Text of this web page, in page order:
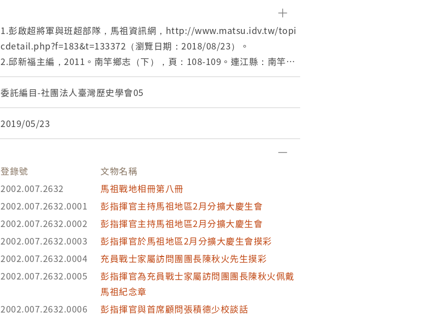
彭啟超進行頒獎之孩童，畫面較遠處可見3支國旗，更遠處可見有為數眾
多的人聚集，場所位於戶外。
2.彭啟超（1913－1982），湖北黃陂人，於民國50年時至馬祖擔任馬祖
守備指揮部指揮官，並於任職期間晉升為中將，任職期間對於馬祖地區有
諸多建設。
3.馬祖守備區指揮部成立於民國44年，直屬於國防部，下轄5個守備隊，
為戰後初期國共島嶼爭奪中之前線，該指揮部歷時4任指揮官，民國54年
指揮部奉令改為「馬祖防衛司令部」，民國95年則因應國防部組織調整，
再度更為「陸軍馬祖防衛指揮部」，直屬於陸軍司令部。
1.彭啟超將軍與班超部隊，馬祖資訊網，http://www.matsu.idv.tw/topi
cdetail.php?f=183&t=133372（瀏覽日期：2018/08/23）。
2.邱新福主編，2011。南竿鄉志（下），頁：108-109。連江縣：南竿鄉
公所。
3.駐軍回顧之二：馬祖守備區指揮部（民44年～民54年），馬祖資訊網，
http://www.matsu-news.gov.tw/2010web/forum_info_101.php?UID=
162&cat=1（瀏覽日期：2018/08/04）。
委託編目-社團法人臺灣歷史學會05
2019/05/23
登錄號
文物名稱
2002.007.2632
馬祖戰地相冊第八冊
2002.007.2632.0001
彭指揮官主持馬祖地區2月分擴大慶生會
2002.007.2632.0002
彭指揮官主持馬祖地區2月分擴大慶生會
2002.007.2632.0003
彭指揮官於馬祖地區2月分擴大慶生會摸彩
2002.007.2632.0004
充員戰士家屬訪問團團長陳秋火先生摸彩
2002.007.2632.0005
彭指揮官為充員戰士家屬訪問團團長陳秋火佩戴
馬祖紀念章
2002.007.2632.0006
彭指揮官與首席顧問張積德少校談話